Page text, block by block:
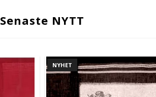
Senaste NYTT
NYHET